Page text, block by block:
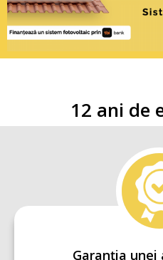
12 ani de
Garanția unei